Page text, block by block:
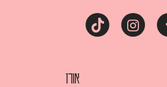
אורז